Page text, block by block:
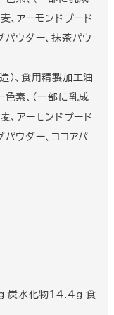
、アーモンドプード
パウダー、抹茶パウ
)、食用精製加工油
色素、(一部に乳成
、アーモンドプード
パウダー、ココアパ
炭水化物14.4g 食